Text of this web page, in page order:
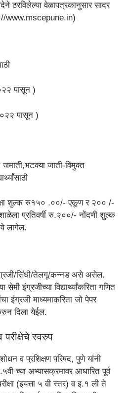
ठरविलेल्या वेळापत्रकानुसार सादर
www.mscepune.in)
पासून )
पासून )
जाती-विमुक्त
शुल्क रु१५० .००/- एकूण र २०० /-
प्रतिवर्षी रु.२००/- नोंदणी शुल्क
लागेल.
इंग्रजी/सिंधी/तेलगू/कन्नड असे असेल.
सेमी इंग्रजीच्या विद्यार्थ्‍यांकरिता गणित
इंग्रजी माध्यमाकरिता जो पेपर
दिला येईल.
परीक्षेचे स्वरुप
व प्रशिक्षण परिषद, पुणे यांनी
च्या अभ्यासक्रमावर आधारित पूर्व
(इयत्ता ५ वी स्तर) व इ.१ ली ते